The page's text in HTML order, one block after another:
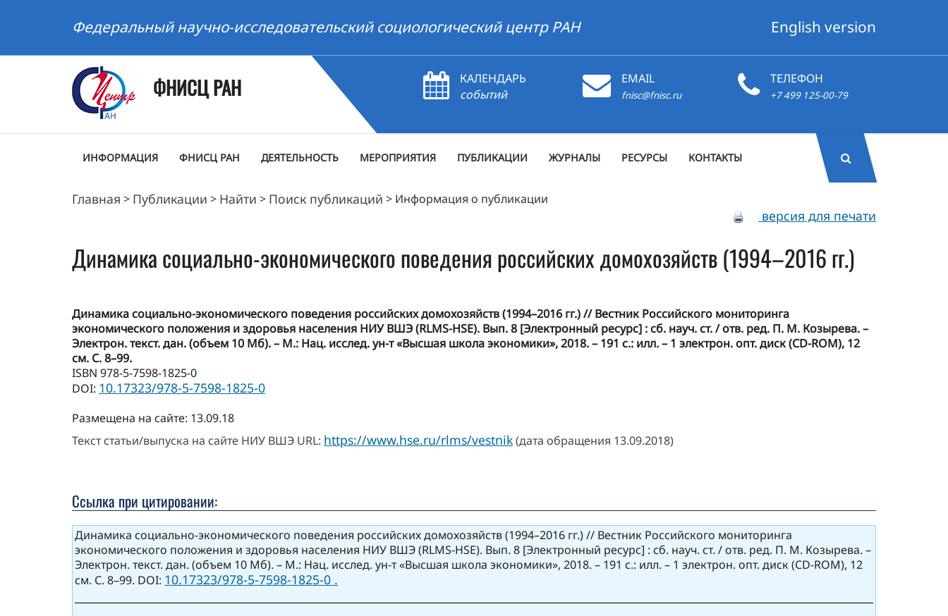
Федеральный научно-исследовательский социологический центр РАН English version
ФНИСЦ РАН
КАЛЕНДАРЬ
событий
EMAIL
fnisc@fnisc.ru
ТЕЛЕФОН
+7 499 125-00-79
ИНФОРМАЦИЯ ФНИСЦ РАН ДЕЯТЕЛЬНОСТЬ МЕРОПРИЯТИЯ ПУБЛИКАЦИИ ЖУРНАЛЫ РЕСУРСЫ КОНТАКТЫ
Главная > Публикации > Найти > Поиск публикаций > Информация о публикации
версия для печати
Динамика социально-экономического поведения российских домохозяйств (1994–2016 гг.)
Динамика социально-экономического поведения российских домохозяйств (1994–2016 гг.) // Вестник Российского мониторинга
экономического положения и здоровья населения НИУ ВШЭ (RLMS‑HSE). Вып. 8 [Электронный ресурс] : сб. науч. ст. / отв. ред. П. М. Козырева. –
Электрон. текст. дан. (объем 10 Мб). – М.: Нац. исслед. ун-т «Высшая школа экономики», 2018. – 191 с.: илл. – 1 электрон. опт. диск (CD-ROM), 12
см. С. 8–99.
ISBN 978-5-7598-1825-0
DOI: 10.17323/978-5-7598-1825-0
Размещена на сайте: 13.09.18
Текст статьи/выпуска на сайте НИУ ВШЭ URL: https://www.hse.ru/rlms/vestnik(дата обращения 13.09.2018)
Ссылка при цитировании:
Динамика социально-экономического поведения российских домохозяйств (1994–2016 гг.) // Вестник Российского мониторинга
экономического положения и здоровья населения НИУ ВШЭ (RLMS‑HSE). Вып. 8 [Электронный ресурс] : сб. науч. ст. / отв. ред. П. М. Козырева. –
Электрон. текст. дан. (объем 10 Мб). – М.: Нац. исслед. ун-т «Высшая школа экономики», 2018. – 191 с.: илл. – 1 электрон. опт. диск (CD-ROM), 12
см. С. 8–99. DOI: 10.17323/978-5-7598-1825-0 .